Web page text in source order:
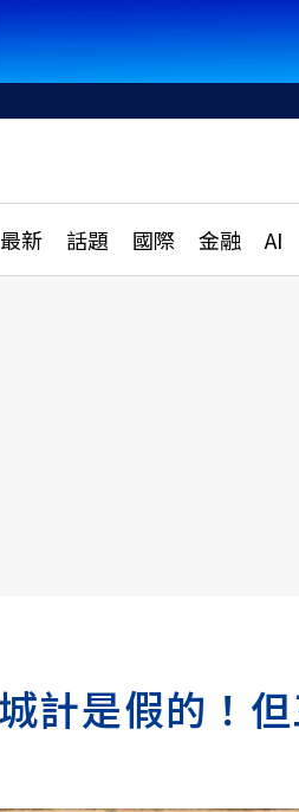
最新 話題 國際 金融 AI
話題
國際
計是假的！